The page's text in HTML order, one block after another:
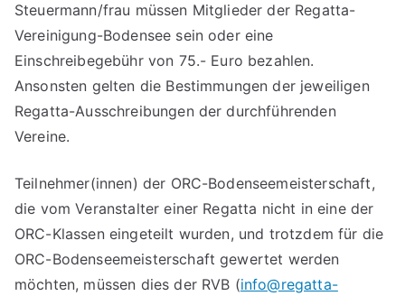
Steuermann/frau müssen Mitglieder der Regatta-
Vereinigung-Bodensee sein oder eine
Einschreibegebühr von 75.- Euro bezahlen.
Ansonsten gelten die Bestimmungen der jeweiligen
Regatta-Ausschreibungen der durchführenden
Vereine.
Teilnehmer(innen) der ORC-Bodenseemeisterschaft,
die vom Veranstalter einer Regatta nicht in eine der
ORC-Klassen eingeteilt wurden, und trotzdem für die
ORC-Bodenseemeisterschaft gewertet werden
möchten, müssen dies der RVB (info@regatta-